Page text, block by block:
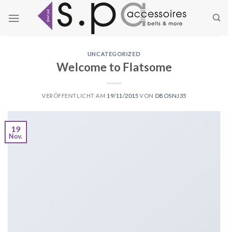
Inhalt
UNCATEGORIZED
Welcome to Flatsome
VERÖFFENTLICHT AM 19/11/2015 VON DBOSNJ35
19
Nov.